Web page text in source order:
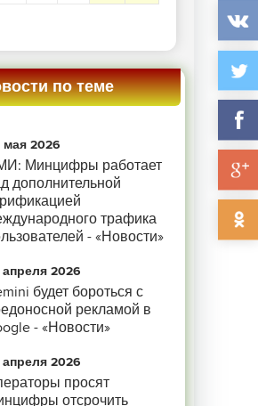
по теме
мая 2026
Минцифры работает
дополнительной
трафика
- «Новости»
апреля 2026
будет бороться с
рекламой в
- «Новости»
апреля 2026
просят
отсрочить